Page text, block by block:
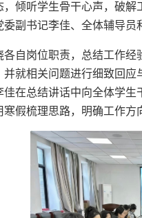
倾听学生骨干心声，破解
副书记李佳、全体辅导
自岗位职责，总结工作
就相关问题进行细致回
在总结讲话中向全体学
假梳理思路，明确工作